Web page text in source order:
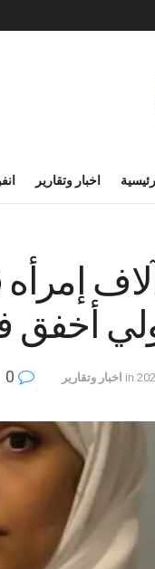
اخبار وتقارير
الصراري : 5
أخفق
in اخبار وتقارير